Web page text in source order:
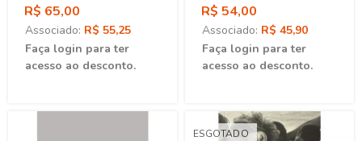
R$ 65,00
Associado: R$ 55,25
Faça login para ter
acesso ao desconto.
Em Tempos De
Emergências Em Saúde
Pública
R$ 54,00
Associado: R$ 45,90
Faça login para ter
acesso ao desconto.
ESGOTADO